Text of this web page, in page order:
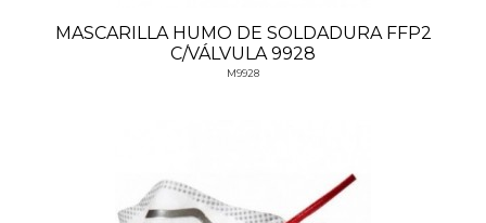
MASCARILLA HUMO DE SOLDADURA FFP2
C/VÁLVULA 9928
M9928